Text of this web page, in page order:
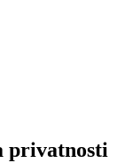
privatnosti